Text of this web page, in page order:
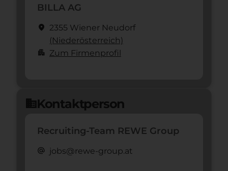
BILLA AG
location_on 2355 Wiener Neudorf
(Nieder­österreich)
apartment Zum Firmenprofil
domainKontaktperson
Recruiting-Team REWE Group
alternate_email jobs@rewe-group.at